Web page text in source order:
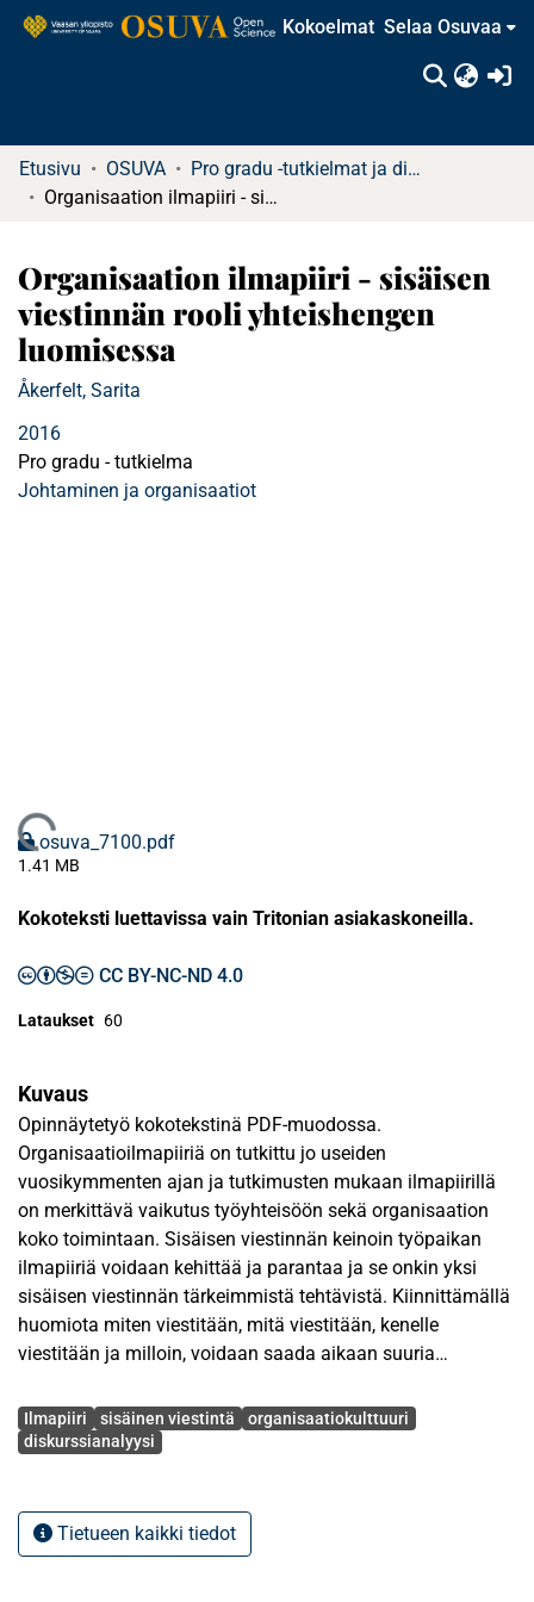
Kokoelmat Selaa Osuvaa
Etusivu OSUVA
Pro gradu -tutkielmat ja diplomityöt (rajattu saatavuus)
Organisaation ilmapiiri - sisäisen viestinnän rooli yhteishengen luomisessa
Organisaation ilmapiiri - sisäisen
viestinnän rooli yhteishengen
luomisessa
Åkerfelt, Sarita
2016
Pro gradu - tutkielma
Johtaminen ja organisaatiot
Ladataan...osuva_7100.pdf
1.41 MB
Kokoteksti luettavissa vain Tritonian asiakaskoneilla.
CC BY-NC-ND 4.0
Lataukset 60
Kuvaus
Opinnäytetyö kokotekstinä PDF-muodossa.
Organisaatioilmapiiriä on tutkittu jo useiden
vuosikymmenten ajan ja tutkimusten mukaan ilmapiirillä
on merkittävä vaikutus työyhteisöön sekä organisaation
koko toimintaan. Sisäisen viestinnän keinoin työpaikan
ilmapiiriä voidaan kehittää ja parantaa ja se onkin yksi
sisäisen viestinnän tärkeimmistä tehtävistä. Kiinnittämällä
huomiota miten viestitään, mitä viestitään, kenelle
viestitään ja milloin, voidaan saada aikaan suuria
Sisäisellä viestinnällä on merkitystä työn sujuvuuteen ja
sitä kautta työilmapiiriin.
ilmapiirin tila sekä muodostaa tulkinta siitä, mistä ilmapiiri
koostuu ja miten henkilöstö kokee ilmapiirin vaikuttavan
Avainsanat
Ilmapiiri sisäinen viestintä
organisaatiokulttuuri
diskurssianalyysi
Tietueen kaikki tiedot